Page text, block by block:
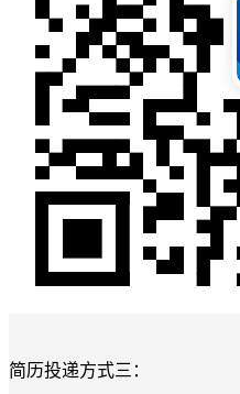
简历投递方式三：